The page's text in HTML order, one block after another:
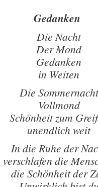
Gedanken
Die Nacht
Der Mond
Gedanken
in Weiten
Die Sommernacht
Vollmond
Schönheit zum
unendlich weit
In die Ruhe der
verschlafen die
die Schönheit der